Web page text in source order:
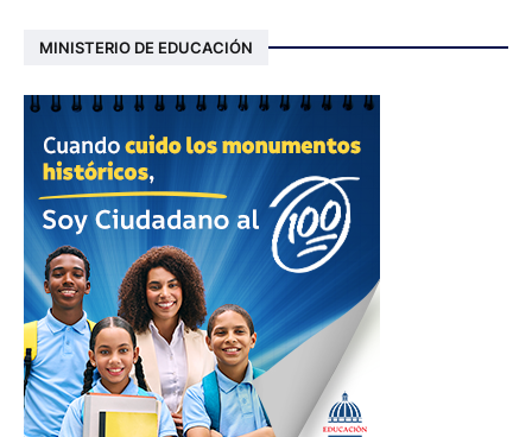
MINISTERIO DE EDUCACIÓN